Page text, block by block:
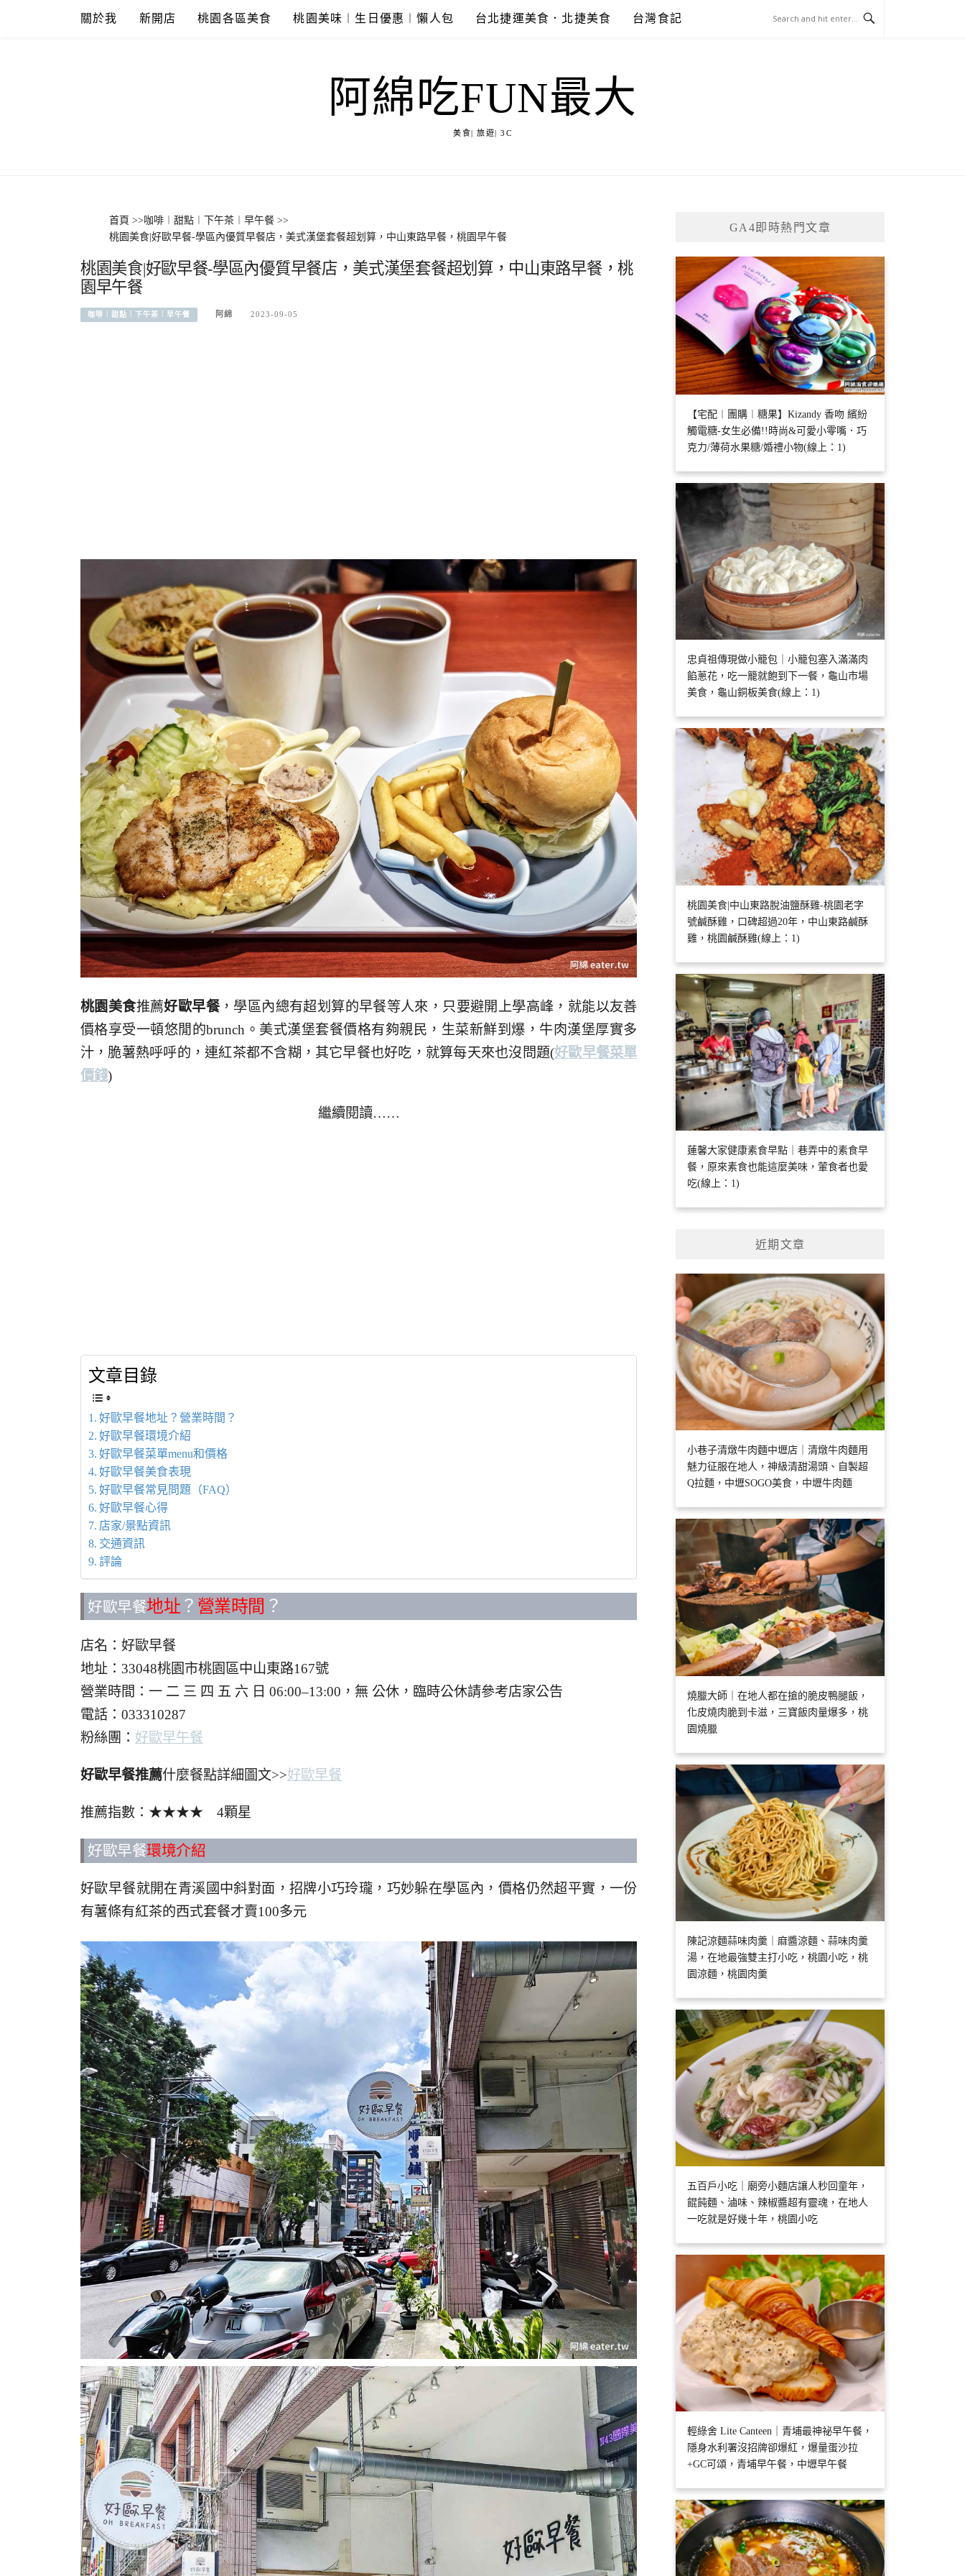
關於我 新開店 桃園各區美食 桃園美味︱生日優惠︱懶人包 台北捷運美食．北捷美食 台灣食記
阿綿吃FUN最大
美食| 旅遊| 3C
首頁 >>咖啡︱甜點︱下午茶︱早午餐 >>
桃園美食|好歐早餐-學區內優質早餐店，美式漢堡套餐超划算，中山東路早餐，桃園早午餐
桃園美食|好歐早餐-學區內優質早餐店，美式漢堡套餐超划算，中山東路早餐，桃
園早午餐
咖啡︱甜點︱下午茶︱早午餐 阿綿 2023-09-05
桃園美食推薦好歐早餐，學區內總有超划算的早餐等人來，只要避開上學高峰，就能以友善
價格享受一頓悠閒的brunch。美式漢堡套餐價格有夠親民，生菜新鮮到爆，牛肉漢堡厚實多
汁，脆薯熱呼呼的，連紅茶都不含糊，其它早餐也好吃，就算每天來也沒問題(好歐早餐菜單
價錢)
繼續閱讀……
文章目錄
好歐早餐地址？營業時間？
好歐早餐環境介紹
好歐早餐菜單menu和價格
好歐早餐美食表現
好歐早餐常見問題（FAQ）
好歐早餐心得
店家/景點資訊
交通資訊
評論
好歐早餐地址 ？ 營業時間 ？
店名：好歐早餐
地址：33048桃園市桃園區中山東路167號
營業時間：一 二 三 四 五 六 日 06:00–13:00，無 公休，臨時公休請參考店家公告
電話：033310287
粉絲團： 好歐早午餐
好歐早餐推薦什麼餐點詳細圖文>>好歐早餐
推薦指數：★★★★ 4顆星
好歐早餐環境介紹
好歐早餐就開在青溪國中斜對面，招牌小巧玲瓏，巧妙躲在學區內，價格仍然超平實，一份
有薯條有紅茶的西式套餐才賣100多元
GA4即時熱門文章
【宅配︱團購︱糖果】Kizandy 香吻 繽紛
觸電糖-女生必備!!時尚&可愛小零嘴．巧
克力/薄荷水果糖/婚禮小物(線上：1)
忠貞祖傳現做小籠包｜小籠包塞入滿滿肉
餡蔥花，吃一籠就飽到下一餐，龜山市場
美食，龜山銅板美食(線上：1)
桃園美食|中山東路脫油鹽酥雞-桃園老字
號鹹酥雞，口碑超過20年，中山東路鹹酥
雞，桃園鹹酥雞(線上：1)
蓮馨大家健康素食早點｜巷弄中的素食早
餐，原來素食也能這麼美味，葷食者也愛
吃(線上：1)
近期文章
小巷子清燉牛肉麵中壢店｜清燉牛肉麵用
魅力征服在地人，神級清甜湯頭、自製超
Q拉麵，中壢SOGO美食，中壢牛肉麵
燒臘大師｜在地人都在搶的脆皮鴨腿飯，
化皮燒肉脆到卡滋，三寶飯肉量爆多，桃
園燒臘
陳記涼麵蒜味肉羹｜麻醬涼麵、蒜味肉羹
湯，在地最強雙主打小吃，桃園小吃，桃
園涼麵，桃園肉羹
五百戶小吃｜廟旁小麵店讓人秒回童年，
餛飩麵、滷味、辣椒醬超有靈魂，在地人
一吃就是好幾十年，桃園小吃
輕綠舍 Lite Canteen｜青埔最神祕早午餐，
隱身水利署沒招牌卻爆紅，爆量蛋沙拉
+GC可頌，青埔早午餐，中壢早午餐